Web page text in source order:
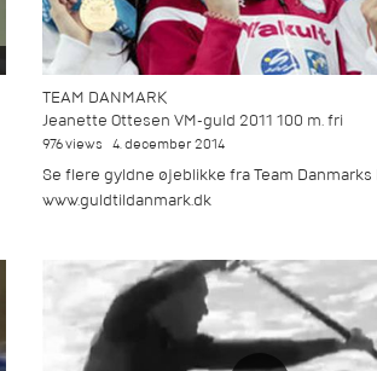
TEAM DANMARK
Jeanette Ottesen VM-guld 2011 100 m. fri
976 views 4. december 2014
Se flere gyldne øjeblikke fra Team
www.guldtildanmark.dk